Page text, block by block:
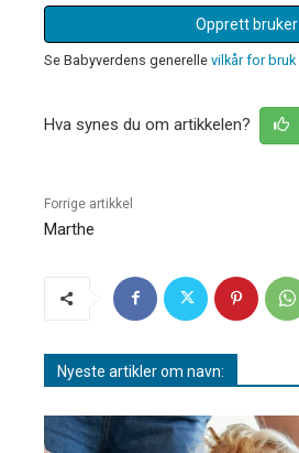
Opprett bruker
Se Babyverdens generelle vilkår for bruk
Hva synes du om artikkelen?
Forrige artikkel
Marthe
Nyeste artikler om navn: